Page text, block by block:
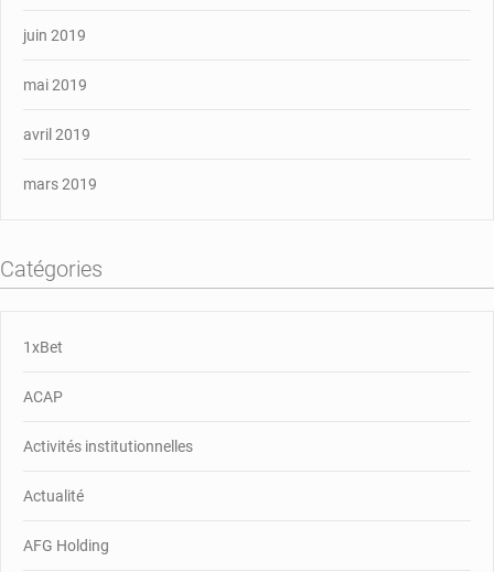
juin 2019
mai 2019
avril 2019
mars 2019
Catégories
1xBet
ACAP
Activités institutionnelles
Actualité
AFG Holding